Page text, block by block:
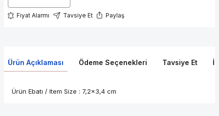
Fiyat Alarmı Tavsiye Et Paylaş
Ürün Açıklaması Ödeme Seçenekleri Tavsiye Et
Ürün Ebatı / Item Size : 7,2x3,4 cm